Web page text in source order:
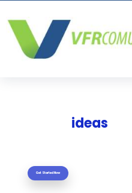
Small can
ideas
Get Started Now